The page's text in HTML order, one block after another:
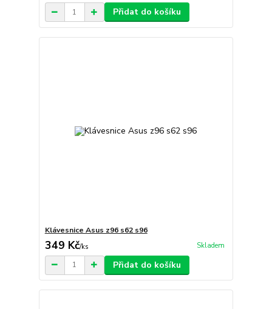
Přidat do košíku
Klávesnice Asus z96 s62 s96
349 Kč/ks Skladem
Přidat do košíku